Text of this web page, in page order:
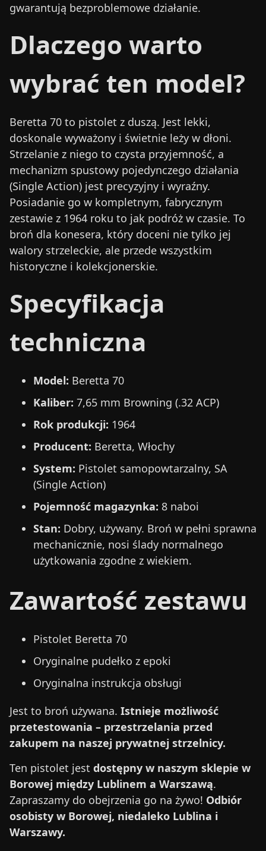
gwarantują bezproblemowe działanie.
Dlaczego warto
wybrać ten model?
Beretta 70 to pistolet z duszą. Jest lekki,
doskonale wyważony i świetnie leży w dłoni.
Strzelanie z niego to czysta przyjemność, a
mechanizm spustowy pojedynczego działania
(Single Action) jest precyzyjny i wyraźny.
Posiadanie go w kompletnym, fabrycznym
zestawie z 1964 roku to jak podróż w czasie. To
broń dla konesera, który doceni nie tylko jej
walory strzeleckie, ale przede wszystkim
historyczne i kolekcjonerskie.
Specyfikacja
techniczna
Model: Beretta 70
Kaliber: 7,65 mm Browning (.32 ACP)
Rok produkcji: 1964
Producent: Beretta, Włochy
System: Pistolet samopowtarzalny, SA
(Single Action)
Pojemność magazynka: 8 naboi
Stan: Dobry, używany. Broń w pełni sprawna
mechanicznie, nosi ślady normalnego
użytkowania zgodne z wiekiem.
Zawartość zestawu
Pistolet Beretta 70
Oryginalne pudełko z epoki
Oryginalna instrukcja obsługi
Jest to broń używana. Istnieje możliwość
przetestowania – przestrzelania przed
zakupem na naszej prywatnej strzelnicy.
Ten pistolet jest dostępny w naszym sklepie w
Borowej między Lublinem a Warszawą.
Zapraszamy do obejrzenia go na żywo! Odbiór
osobisty w Borowej, niedaleko Lublina i
Warszawy.